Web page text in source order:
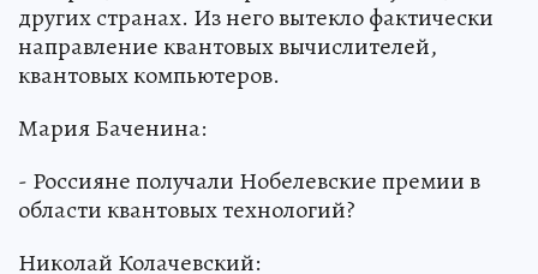
других странах. Из него вытекло фактически
направление квантовых вычислителей,
квантовых компьютеров.
Мария Баченина:
- Россияне получали Нобелевские премии в
области квантовых технологий?
Николай Колачевский: